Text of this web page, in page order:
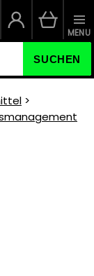
SUCHEN
MENU